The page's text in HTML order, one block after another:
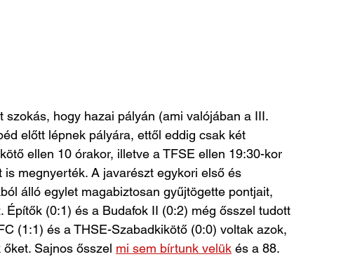
hogy hazai pályán (ami valójában a III.
előtt lépnek pályára, ettől eddig csak két
ellen 10 órakor, illetve a TFSE ellen 19:30-kor
megnyerték. A javarészt egykori első és
álló egylet magabiztosan gyűjtögette pontjait,
(0:1) és a Budafok II (0:2) még ősszel tudott
(1:1) és a THSE-Szabadkikötő (0:0) voltak azok,
Sajnos ősszel mi sem bírtunk velük és a 88.